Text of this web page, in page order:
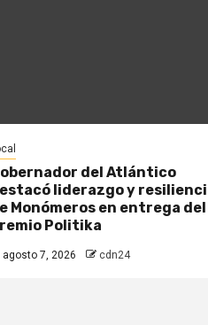
del Atlántico
liderazgo y
Monómeros en entrega del
Politika
agosto 7, 2026 cdn24